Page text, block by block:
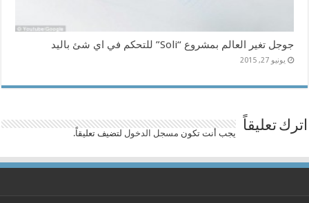
جوجل تغير العالم بمشروع “Soli” للتحكم في اي شئ باليد
يونيو 27, 2015
اترك تعليقاً يجب أنت تكون مسجل الدخول لتضيف تعليقاً.